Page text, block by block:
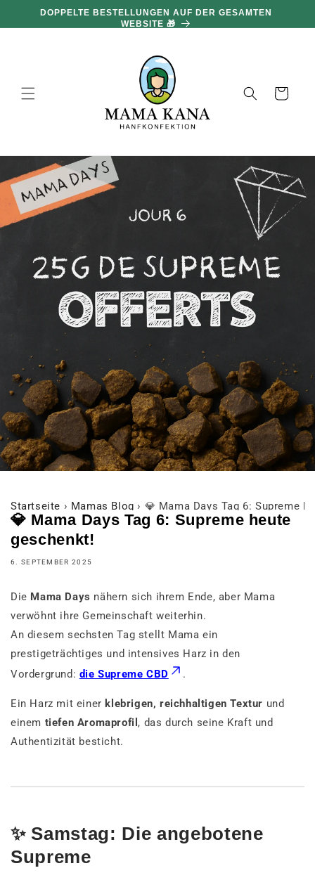
und zumDOPPELTE BESTELLUNGEN AUF DER GESAMTEN
WEBSITE 🎁
Warenkorb
Startseite › Mamas Blog › 💎 Mama Days Tag 6: Supreme
💎 Mama Days Tag 6: Supreme heute
geschenkt!
6. SEPTEMBER 2025
Die Mama Days nähern sich ihrem Ende, aber Mama
verwöhnt ihre Gemeinschaft weiterhin.
An diesem sechsten Tag stellt Mama ein
prestigeträchtiges und intensives Harz in den
Vordergrund: die Supreme CBD .
Ein Harz mit einer klebrigen, reichhaltigen Textur und
einem tiefen Aromaprofil , das durch seine Kraft und
Authentizität besticht.
✨ Samstag: Die angebotene
Supreme